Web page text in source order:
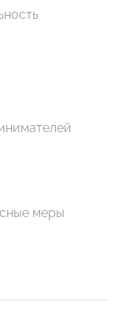
меры